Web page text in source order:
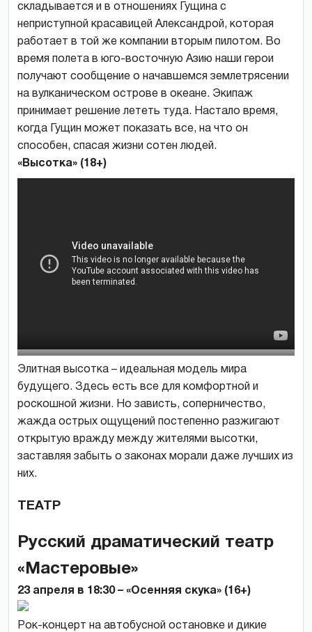
складывается и в отношениях Гущина с
неприступной красавицей Александрой, которая
работает в той же компании вторым пилотом. Во
время полета в юго-восточную Азию наши герои
получают сообщение о начавшемся землетрясении
на вулканическом острове в океане. Экипаж
принимает решение лететь туда. Настало время,
когда Гущин может показать все, на что он
способен, спасая жизни сотен людей.
«Высотка» (18+)
Элитная высотка – идеальная модель мира
будущего. Здесь есть все для комфортной и
роскошной жизни. Но зависть, соперничество,
жажда острых ощущений постепенно разжигают
открытую вражду между жителями высотки,
заставляя забыть о законах морали даже лучших из
них.
ТЕАТР
Русский драматический театр
«Мастеровые»
23 апреля в 18:30 – «Осенняя скука» (16+)
Рок-концерт на автобусной остановке и дикие